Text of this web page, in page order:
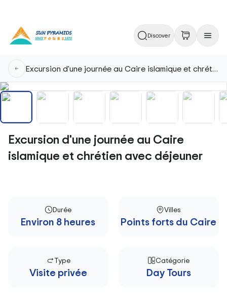
Discover
Excursion d'une journée au Caire islamique et chrétien avec déjeuner
Excursion d'une journée au Caire
islamique et chrétien avec déjeuner
Durée
Environ 8 heures
Villes
Points forts du Caire
Type
Visite privée
Catégorie
Day Tours